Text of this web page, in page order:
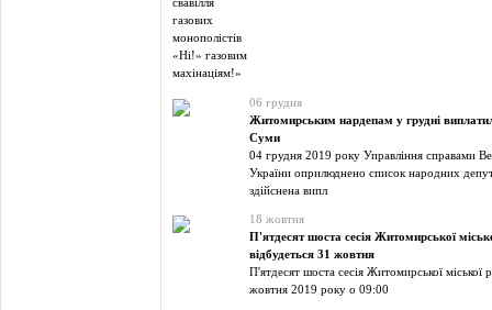
06 грудня
Житомирським нардепам у грудні
Суми
04 грудня 2019 року Управління справами
України оприлюднено список народних
здійснена випл
18 жовтня
П'ятдесят шоста сесія Житомирської
відбудеться 31 жовтня
П'ятдесят шоста сесія Житомирської міської
жовтня 2019 року о 09:00